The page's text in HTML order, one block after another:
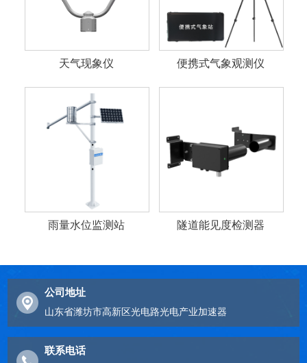
天气现象仪 便携式气象观测仪
雨量水位监测站 隧道能见度检测器
公司地址
山东省潍坊市高新区光电路光电产业加速器
联系电话